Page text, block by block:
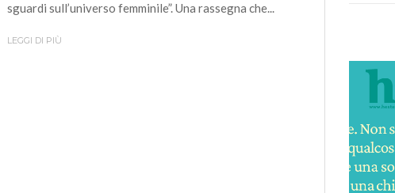
sguardi sull’universo femminile”. Una rassegna che...
LEGGI DI PIÙ